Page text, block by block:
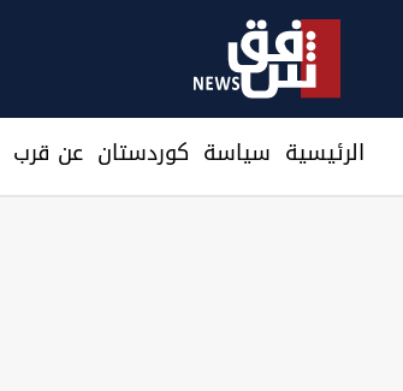
الرئيسية سیاسة كوردستان عن قرب